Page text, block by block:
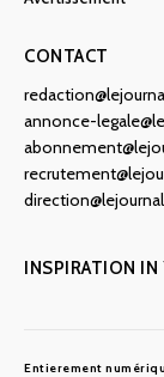
CONTACT
annonce-
INSPIRATION
Entierement